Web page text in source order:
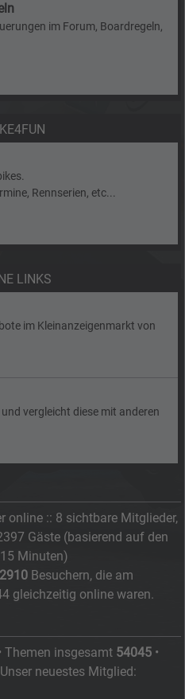
im Forum, Boardregeln,
Rennserien, etc...
LINKS
im Kleinanzeigenmarkt von
vergleicht diese mit anderen
online :: 8 sichtbare Mitglieder,
Gäste (basierend auf den
Minuten)
Besuchern, die am
gleichzeitig online waren.
Themen insgesamt 54045 •
Unser neuestes Mitglied: